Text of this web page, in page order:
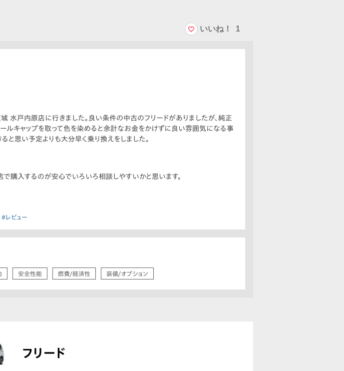
いいね！ 1
水戸内原店に行きました。良い条件の中古のフリードがありましたが、純正
ルキャップを取って色を染めると余計なお金をかけずに良い雰囲気になる事
と思い予定よりも大分早く乗り換えをしました。
購入するのが安心でいろいろ相談しやすいかと思います。
#レビュー
安全性能 燃費/経済性 装備/オプション
フリード